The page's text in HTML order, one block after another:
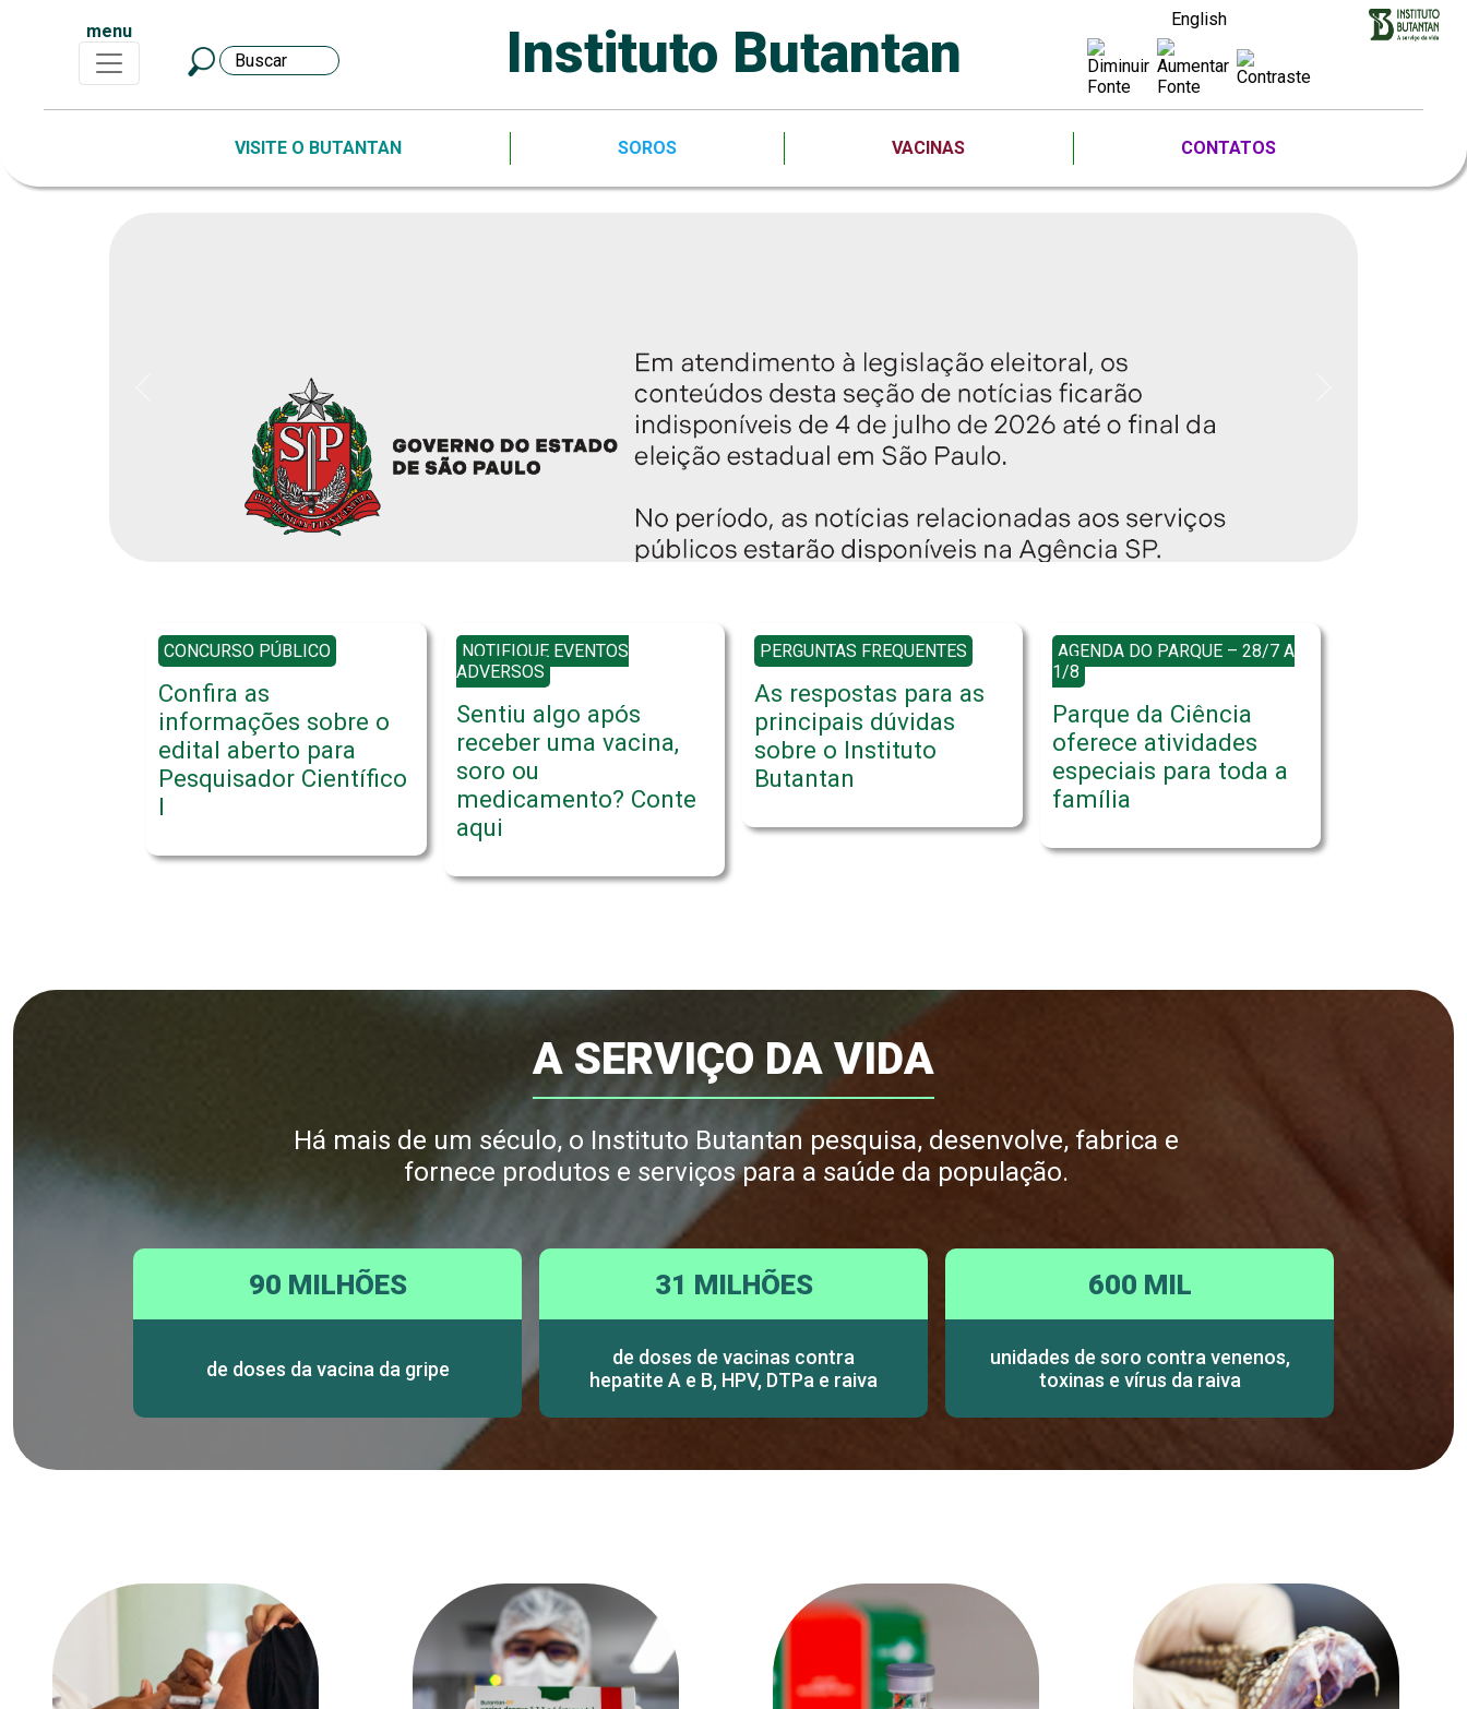
menu Instituto Butantan
English
VISITE O BUTANTAN SOROS VACINAS CONTATOS
CONCURSO PÚBLICO
Confira as
informações sobre o
edital aberto para
Pesquisador Científico
I
NOTIFIQUE EVENTOS
ADVERSOS
Sentiu algo após
receber uma vacina,
soro ou
medicamento? Conte
aqui
PERGUNTAS FREQUENTES
As respostas para as
principais dúvidas
sobre o Instituto
Butantan
AGENDA DO PARQUE – 28/7 A
1/8
Parque da Ciência
oferece atividades
especiais para toda a
família
A SERVIÇO DA VIDA
Há mais de um século, o Instituto Butantan pesquisa, desenvolve, fabrica e
fornece produtos e serviços para a saúde da população.
90 MILHÕES
de doses da vacina da gripe
31 MILHÕES
de doses de vacinas contra
hepatite A e B, HPV, DTPa e raiva
600 MIL
unidades de soro contra venenos,
toxinas e vírus da raiva